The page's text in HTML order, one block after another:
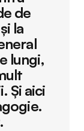
de
la
lungi,
Și aici